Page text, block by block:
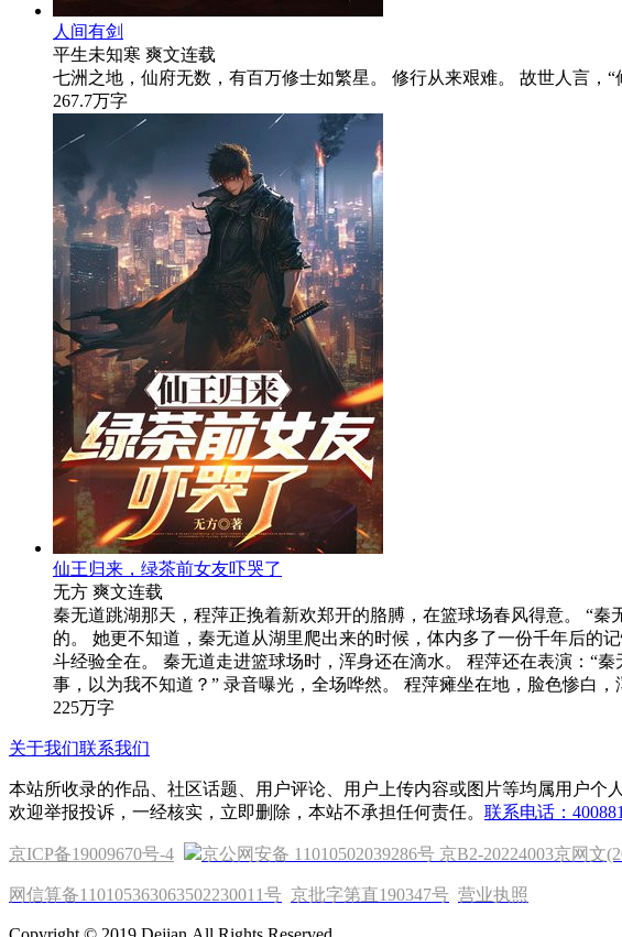
人间有剑
平生未知寒 爽文连载
七洲之地，仙府无数，有百万修士如繁星。 修行从来艰难。 故世人言
267.7万字
仙王归来，绿茶前女友吓哭了
无方 爽文连载
秦无道跳湖那天，程萍正挽着新欢郑开的胳膊，在篮球场春风得意。 “
的。 她更不知道，秦无道从湖里爬出来的时候，体内多了一份千年后的
斗经验全在。 秦无道走进篮球场时，浑身还在滴水。 程萍还在表演：“
事，以为我不知道？” 录音曝光，全场哗然。 程萍瘫坐在地，脸色惨白
225万字
关于我们联系我们
本站所收录的作品、社区话题、用户评论、用户上传内容或图片等均属用户个
欢迎举报投诉，一经核实，立即删除，本站不承担任何责任。 联系电话：
京ICP备19009670号-4 京公网安备 11010502039286号 京B2-20224003京网文
网信算备110105363063502230011号 京批字第直190347号 营业执照